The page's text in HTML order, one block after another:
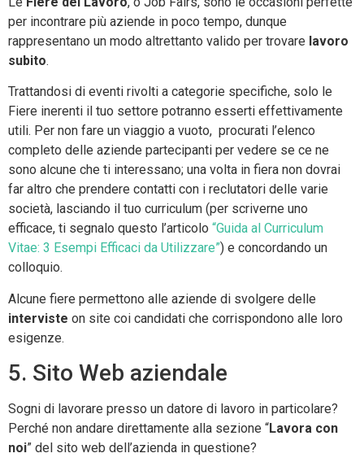
per incontrare più aziende in poco tempo, dunque
rappresentano un modo altrettanto valido per trovare lavoro
subito.
Trattandosi di eventi rivolti a categorie specifiche, solo le
Fiere inerenti il tuo settore potranno esserti effettivamente
utili. Per non fare un viaggio a vuoto, procurati l’elenco
completo delle aziende partecipanti per vedere se ce ne
sono alcune che ti interessano; una volta in fiera non dovrai
far altro che prendere contatti con i reclutatori delle varie
società, lasciando il tuo curriculum (per scriverne uno
efficace, ti segnalo questo l’articolo “Guida al Curriculum
Vitae: 3 Esempi Efficaci da Utilizzare”) e concordando un
colloquio.
Alcune fiere permettono alle aziende di svolgere delle
interviste on site coi candidati che corrispondono alle loro
esigenze.
5. Sito Web aziendale
Sogni di lavorare presso un datore di lavoro in particolare?
Perché non andare direttamente alla sezione “Lavora con
noi” del sito web dell’azienda in questione?